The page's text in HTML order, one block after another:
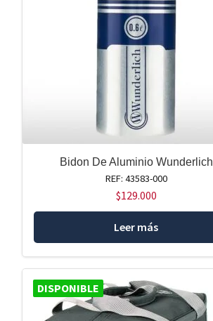
Bidon De Aluminio Wunderlich
REF: 43583-000
$129.000
Leer más
DISPONIBLE